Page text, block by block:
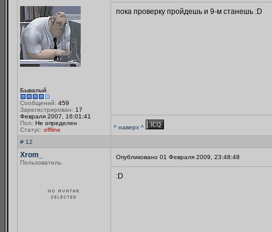
Бывалый
Сообщений: 459
Зарегистрирован: 17
Февраля 2007, 16:01:41
Пол: Не определен
Статус: offline
пока проверку пройдешь и 9-м станешь :D
^ наверх ^
# 12
Xrom_
Пользователь
Опубликовано 01 Февраля 2009, 23:48:48
:D